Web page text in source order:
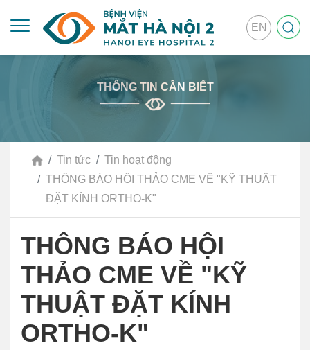
EN
THÔNG TIN CẦN BIẾT
Tin tức
Tin hoạt động
THÔNG BÁO HỘI THẢO CME VỀ "KỸ THUẬT
ĐẶT KÍNH ORTHO-K"
THÔNG BÁO HỘI
THẢO CME VỀ "KỸ
THUẬT ĐẶT KÍNH
ORTHO-K"